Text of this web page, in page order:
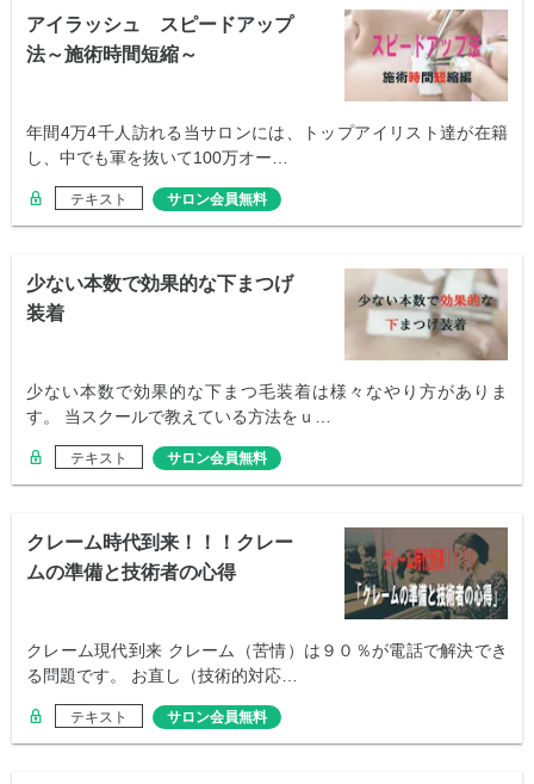
アイラッシュ スピードアップ
法～施術時間短縮～
年間4万4千人訪れる当サロンには、トップアイリスト達が在籍
し、中でも軍を抜いて100万オー…
テキスト サロン会員無料
少ない本数で効果的な下まつげ
装着
少ない本数で効果的な下まつ毛装着は様々なやり方がありま
す。 当スクールで教えている方法をｕ…
テキスト サロン会員無料
クレーム時代到来！！！クレー
ムの準備と技術者の心得
クレーム現代到来 クレーム（苦情）は９０％が電話で解決でき
る問題です。 お直し（技術的対応…
テキスト サロン会員無料